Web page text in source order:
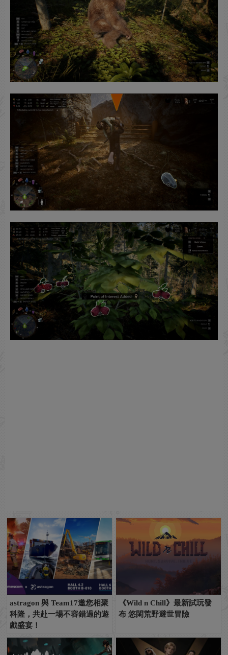
astragon 與 Team17邀您相聚
科隆，共赴一場不容錯過的遊
戲盛宴！
《Wild n Chill》最新試玩發
布 悠閑荒野避世冒險